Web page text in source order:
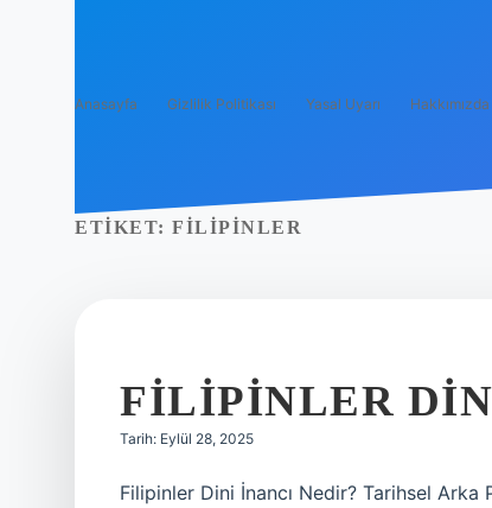
Anasayfa Gizlilik Politikası Yasal Uyarı Hakkımızda
ETIKET: FILIPINLER
FILIPINLER
Tarih: Eylül 28, 2025
Filipinler Dini İnancı Nedir? Tarihsel